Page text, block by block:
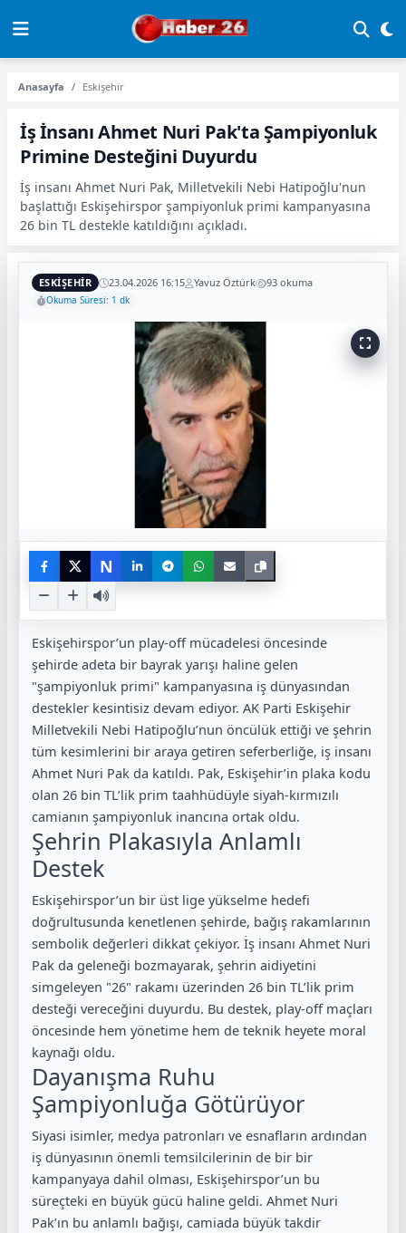
Anasayfa Eskişehir
İş İnsanı Ahmet Nuri Pak'ta Şampiyonluk
Primine Desteğini Duyurdu
İş insanı Ahmet Nuri Pak, Milletvekili Nebi Hatipoğlu'nun
başlattığı Eskişehirspor şampiyonluk primi kampanyasına
26 bin TL destekle katıldığını açıkladı.
ESKIŞEHIR 23.04.2026 16:15 Yavuz Öztürk 93 okuma
Okuma Süresi: 1 dk
N
Eskişehirspor’un play-off mücadelesi öncesinde
şehirde adeta bir bayrak yarışı haline gelen
"şampiyonluk primi" kampanyasına iş dünyasından
destekler kesintisiz devam ediyor. AK Parti Eskişehir
Milletvekili Nebi Hatipoğlu’nun öncülük ettiği ve şehrin
tüm kesimlerini bir araya getiren seferberliğe, iş insanı
Ahmet Nuri Pak da katıldı. Pak, Eskişehir’in plaka kodu
olan 26 bin TL’lik prim taahhüdüyle siyah-kırmızılı
camianın şampiyonluk inancına ortak oldu.
Şehrin Plakasıyla Anlamlı
Destek
Eskişehirspor’un bir üst lige yükselme hedefi
doğrultusunda kenetlenen şehirde, bağış rakamlarının
sembolik değerleri dikkat çekiyor. İş insanı Ahmet Nuri
Pak da geleneği bozmayarak, şehrin aidiyetini
simgeleyen "26" rakamı üzerinden 26 bin TL’lik prim
desteği vereceğini duyurdu. Bu destek, play-off maçları
öncesinde hem yönetime hem de teknik heyete moral
kaynağı oldu.
Dayanışma Ruhu
Şampiyonluğa Götürüyor
Siyasi isimler, medya patronları ve esnafların ardından
iş dünyasının önemli temsilcilerinin de bir bir
kampanyaya dahil olması, Eskişehirspor’un bu
süreçteki en büyük gücü haline geldi. Ahmet Nuri
Pak’ın bu anlamlı bağışı, camiada büyük takdir